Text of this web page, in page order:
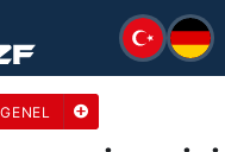
GENEL
BAŞLA ÇALIŞIYOR